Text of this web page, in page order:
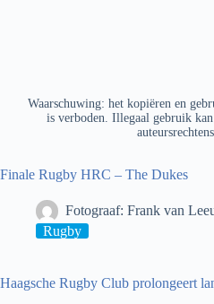
Waarschuwing: het kopiëren en
is verboden. Illegaal gebruik
Finale Rugby HRC – The Dukes
Fotograaf: Frank van
Rugby
Haagsche Rugby Club prolongeert